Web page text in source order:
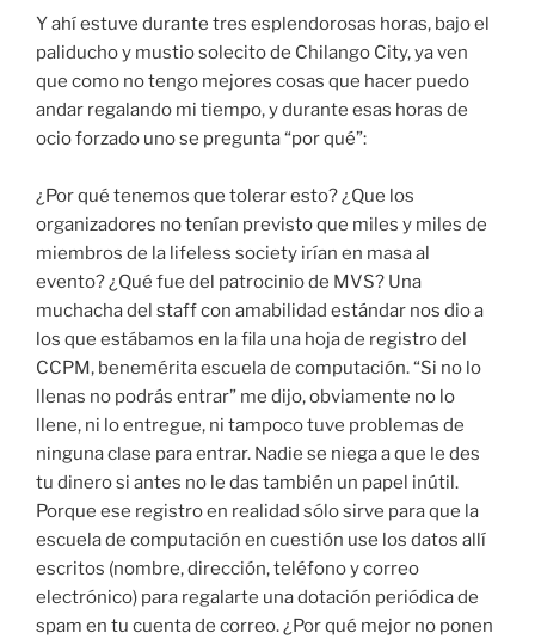
Y ahí estuve durante tres esplendorosas horas, bajo el
paliducho y mustio solecito de Chilango City, ya ven
que como no tengo mejores cosas que hacer puedo
andar regalando mi tiempo, y durante esas horas de
ocio forzado uno se pregunta “por qué”:
¿Por qué tenemos que tolerar esto? ¿Que los
organizadores no tenían previsto que miles y miles de
miembros de la lifeless society irían en masa al
evento? ¿Qué fue del patrocinio de MVS? Una
muchacha del staff con amabilidad estándar nos dio a
los que estábamos en la fila una hoja de registro del
CCPM, benemérita escuela de computación. “Si no lo
llenas no podrás entrar” me dijo, obviamente no lo
llene, ni lo entregue, ni tampoco tuve problemas de
ninguna clase para entrar. Nadie se niega a que le des
tu dinero si antes no le das también un papel inútil.
Porque ese registro en realidad sólo sirve para que la
escuela de computación en cuestión use los datos allí
escritos (nombre, dirección, teléfono y correo
electrónico) para regalarte una dotación periódica de
spam en tu cuenta de correo. ¿Por qué mejor no ponen